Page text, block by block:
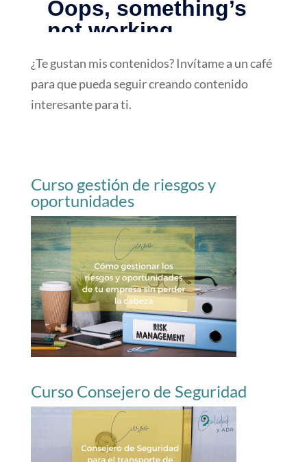
¿Te gustan mis contenidos? Invítame a un café
para que pueda seguir creando contenido
interesante para ti.
Curso gestión de riesgos y
oportunidades
Curso Consejero de Seguridad